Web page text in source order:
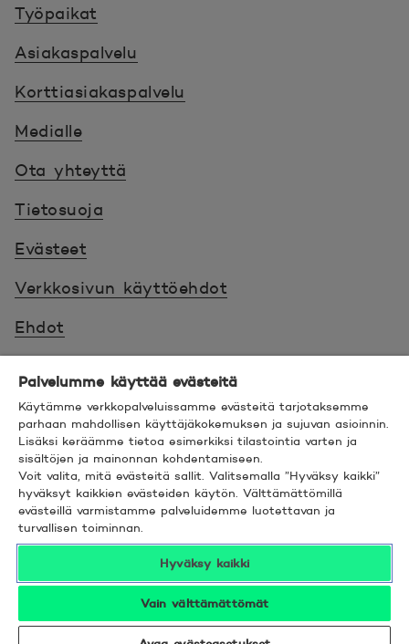
Työpaikat
Asiakaspalvelu
Korttiasiakaspalvelu
Medialle
Ota yhteyttä
Tietosuoja
Evästeet
Verkkosivun käyttöehdot
Ehdot
Saavutettavuus
Hyödyllistä tietää
© 2026 POP Pankki,Hevosenkenkä 3, 02600
ESPOO
Seuraa meitä sosiaalisessa mediassa
Palvelumme käyttää evästeitä
Käytämme verkkopalveluissamme evästeitä tarjotaksemme
parhaan mahdollisen käyttäjäkokemuksen ja sujuvan asioinnin.
Lisäksi keräämme tietoa esimerkiksi tilastointia varten ja
sisältöjen ja mainonnan kohdentamiseen.
Voit valita, mitä evästeitä sallit. Valitsemalla ”Hyväksy kaikki”
hyväksyt kaikkien evästeiden käytön. Välttämättömillä
evästeillä varmistamme palveluidemme luotettavan ja
turvallisen toiminnan.
Hyväksy kaikki
Vain välttämättömät